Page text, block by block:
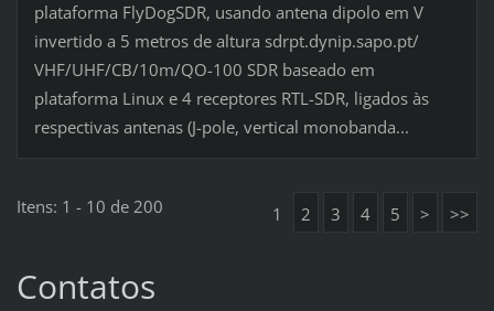
plataforma FlyDogSDR, usando antena dipolo em V
invertido a 5 metros de altura sdrpt.dynip.sapo.pt/
VHF/UHF/CB/10m/QO-100 SDR baseado em
plataforma Linux e 4 receptores RTL-SDR, ligados às
respectivas antenas (J-pole, vertical monobanda...
Itens: 1 - 10 de 200 1 2 3 4 5 > >>
Contatos